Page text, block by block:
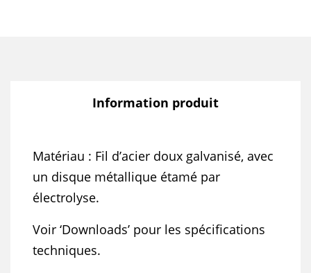
Information produit
Matériau : Fil d’acier doux galvanisé, avec
un disque métallique étamé par
électrolyse.
Voir ‘Downloads’ pour les spécifications
techniques.